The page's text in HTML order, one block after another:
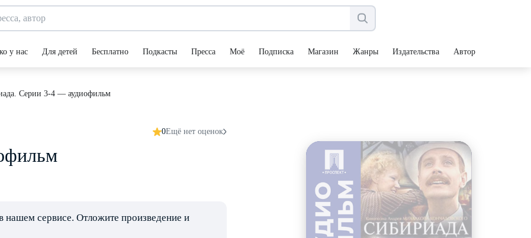
у нас Для детей Бесплатно Подкасты Пресса Моё Подписка Магазин Жанры Издательства Авторы
Серии 3-4 — аудиофильм
0Ещё нет оценок
нашем сервисе. Отложите произведение и